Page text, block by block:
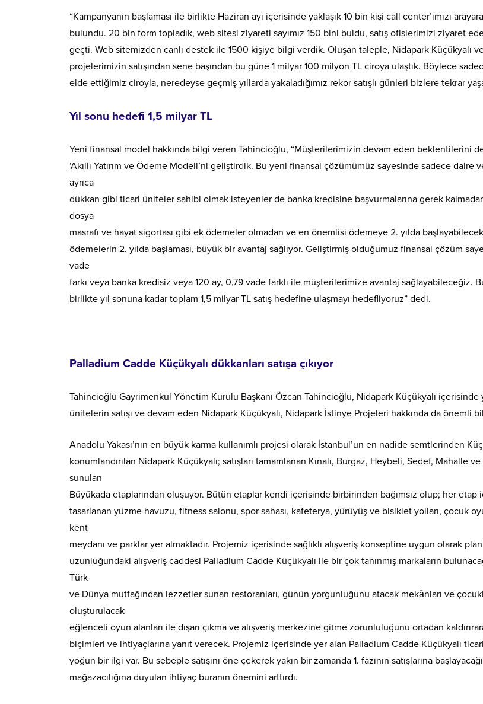
“Kampanyanın başlaması ile birlikte Haziran ayı içerisinde yaklaşık 10 bin kişi call center’ımızı
bulundu. 20 bin form topladık, web sitesi ziyareti sayımız 150 bini buldu, satış ofislerimizi ziyaret
geçti. Web sitemizden canlı destek ile 1500 kişiye bilgi verdik. Oluşan taleple, Nidapark Küçükyalı
projelerimizin satışından sene başından bu güne 1 milyar 100 milyon TL ciroya ulaştık. Böylece
elde ettiğimiz ciroyla, neredeyse geçmiş yıllarda yakaladığımız rekor satışlı günleri bizlere tekrar
Yıl sonu hedefi 1,5 milyar TL
Yeni finansal model hakkında bilgi veren Tahincioğlu, “Müşterilerimizin devam eden beklentilerini
‘Akıllı Yatırım ve Ödeme Modeli’ni geliştirdik. Bu yeni finansal çözümümüz sayesinde sadece daire
ayrıca
dükkan gibi ticari üniteler sahibi olmak isteyenler de banka kredisine başvurmalarına gerek
dosya
masrafı ve hayat sigortası gibi ek ödemeler olmadan ve en önemlisi ödemeye 2. yılda
ödemelerin 2. yılda başlaması, büyük bir avantaj sağlıyor. Geliştirmiş olduğumuz finansal çözüm
vade
farkı veya banka kredisiz veya 120 ay, 0,79 vade farklı ile müşterilerimize avantaj sağlayabileceğiz.
birlikte yıl sonuna kadar toplam 1,5 milyar TL satış hedefine ulaşmayı hedefliyoruz” dedi.
Palladium Cadde Küçükyalı dükkanları satışa çıkıyor
Tahincioğlu Gayrimenkul Yönetim Kurulu Başkanı Özcan Tahincioğlu, Nidapark Küçükyalı içerisinde
ünitelerin satışı ve devam eden Nidapark Küçükyalı, Nidapark İstinye Projeleri hakkında da önemli
Anadolu Yakası’nın en büyük karma kullanımlı projesi olarak İstanbul’un en nadide semtlerinden
konumlandırılan Nidapark Küçükyalı; satışları tamamlanan Kınalı, Burgaz, Heybeli, Sedef, Mahalle ve
sunulan
Büyükada etaplarından oluşuyor. Bütün etaplar kendi içerisinde birbirinden bağımsız olup; her etap
tasarlanan yüzme havuzu, fitness salonu, spor sahası, kafeterya, yürüyüş ve bisiklet yolları, çocuk
kent
meydanı ve parklar yer almaktadır. Projemiz içerisinde sağlıklı alışveriş konseptine uygun olarak
uzunluğundaki alışveriş caddesi Palladium Cadde Küçükyalı ile bir çok tanınmış markaların
Türk
ve Dünya mutfağından lezzetler sunan restoranları, günün yorgunluğunu atacak mekânları ve
oluşturulacak
eğlenceli oyun alanları ile dışarı çıkma ve alışveriş merkezine gitme zorunluluğunu ortadan
biçimleri ve ihtiyaçlarına yanıt verecek. Projemiz içerisinde yer alan Palladium Cadde Küçükyalı
yoğun bir ilgi var. Bu sebeple satışını öne çekerek yakın bir zamanda 1. fazının satışlarına
mağazacılığına duyulan ihtiyaç buranın önemini arttırdı.